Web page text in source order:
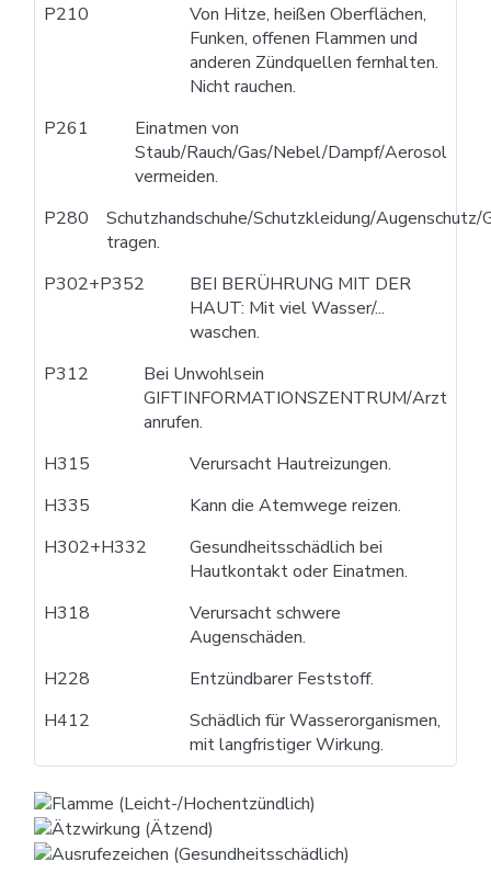
P210
Von Hitze, heißen Oberflächen,
Funken, offenen Flammen und
anderen Zündquellen fernhalten.
Nicht rauchen.
P261
Einatmen von
Staub/Rauch/Gas/Nebel/Dampf/Aerosol
vermeiden.
P280
Schutzhandschuhe/Schutzkleidung/Augenschutz/
tragen.
P302+P352
BEI BERÜHRUNG MIT DER
HAUT: Mit viel Wasser/...
waschen.
P312
Bei Unwohlsein
GIFTINFORMATIONSZENTRUM/Arzt
anrufen.
H315
Verursacht Hautreizungen.
H335
Kann die Atemwege reizen.
H302+H332
Gesundheitsschädlich bei
Hautkontakt oder Einatmen.
H318
Verursacht schwere
Augenschäden.
H228
Entzündbarer Feststoff.
H412
Schädlich für Wasserorganismen,
mit langfristiger Wirkung.